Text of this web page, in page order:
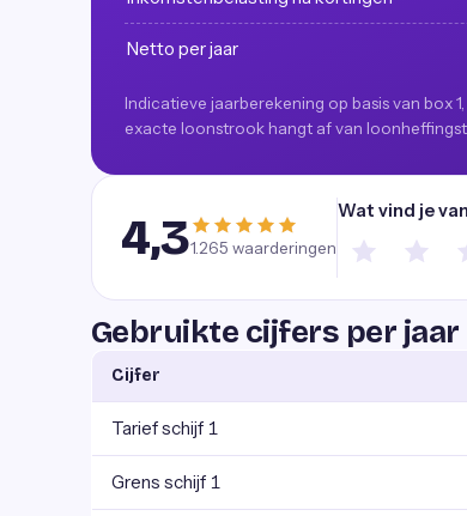
Netto per jaar
Indicatieve jaarberekening op basis van box
exacte loonstrook hangt af van
4,31.265 waarderingen
Wat vind je
Gebruikte cijfers per jaar
Cijfer
Tarief schijf 1
Grens schijf 1